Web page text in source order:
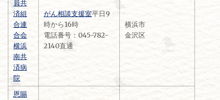
員共
済組
合連
合会
横浜
南共
済病
院
がん相談支援室平日9
時から16時
電話番号：045-782-
2140直通
横浜市
金沢区
恩賜